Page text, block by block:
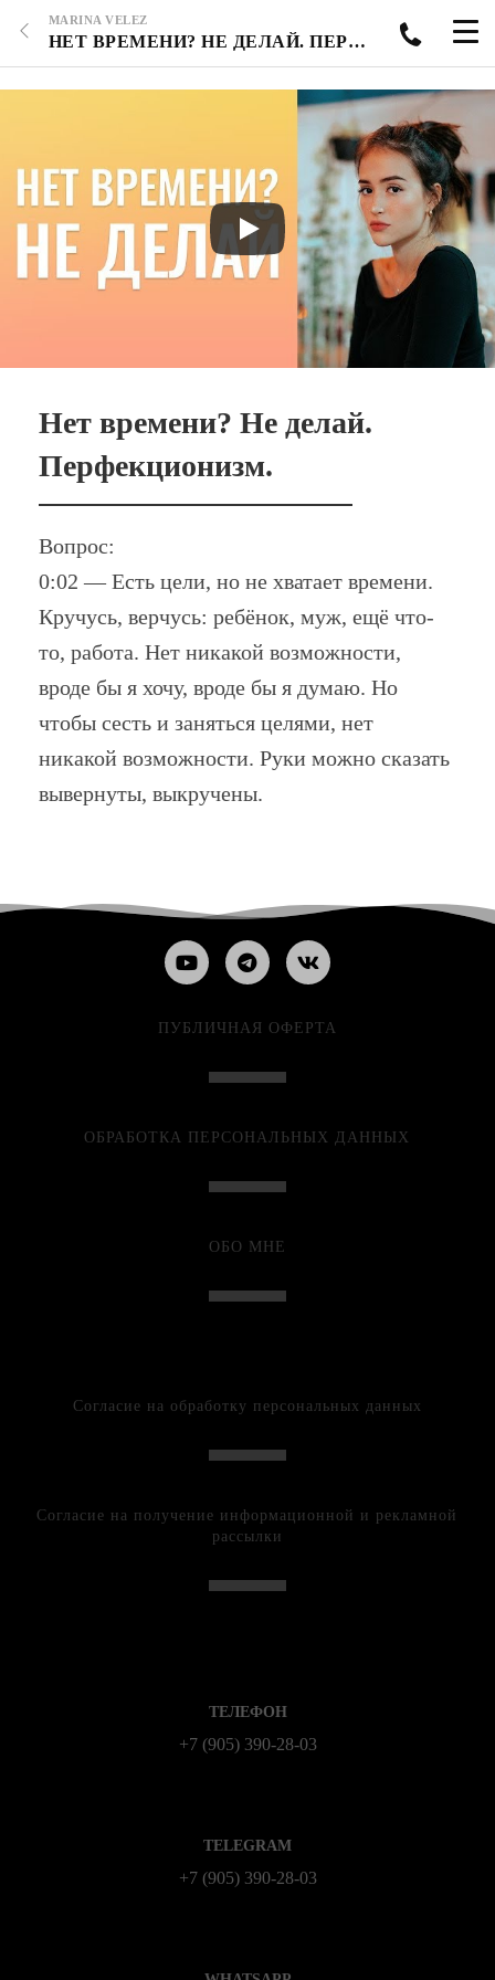
MARINA VELEZ
НЕТ ВРЕМЕНИ? НЕ ДЕЛАЙ. ПЕРФЕКЦИОНИЗМ.
Нет времени? Не делай.
Перфекционизм.
Вопрос:
0:02 — Есть цели, но не хватает времени.
Кручусь, верчусь: ребёнок, муж, ещё что-
то, работа. Нет никакой возможности,
вроде бы я хочу, вроде бы я думаю. Но
чтобы сесть и заняться целями, нет
никакой возможности. Руки можно сказать
вывернуты, выкручены.
ПУБЛИЧНАЯ ОФЕРТА
ОБРАБОТКА ПЕРСОНАЛЬНЫХ ДАННЫХ
ОБО МНЕ
Согласие на обработку персональных данных
Согласие на получение информационной и рекламной
рассылки
ТЕЛЕФОН
+7 (905) 390-28-03
TELEGRAM
+7 (905) 390-28-03